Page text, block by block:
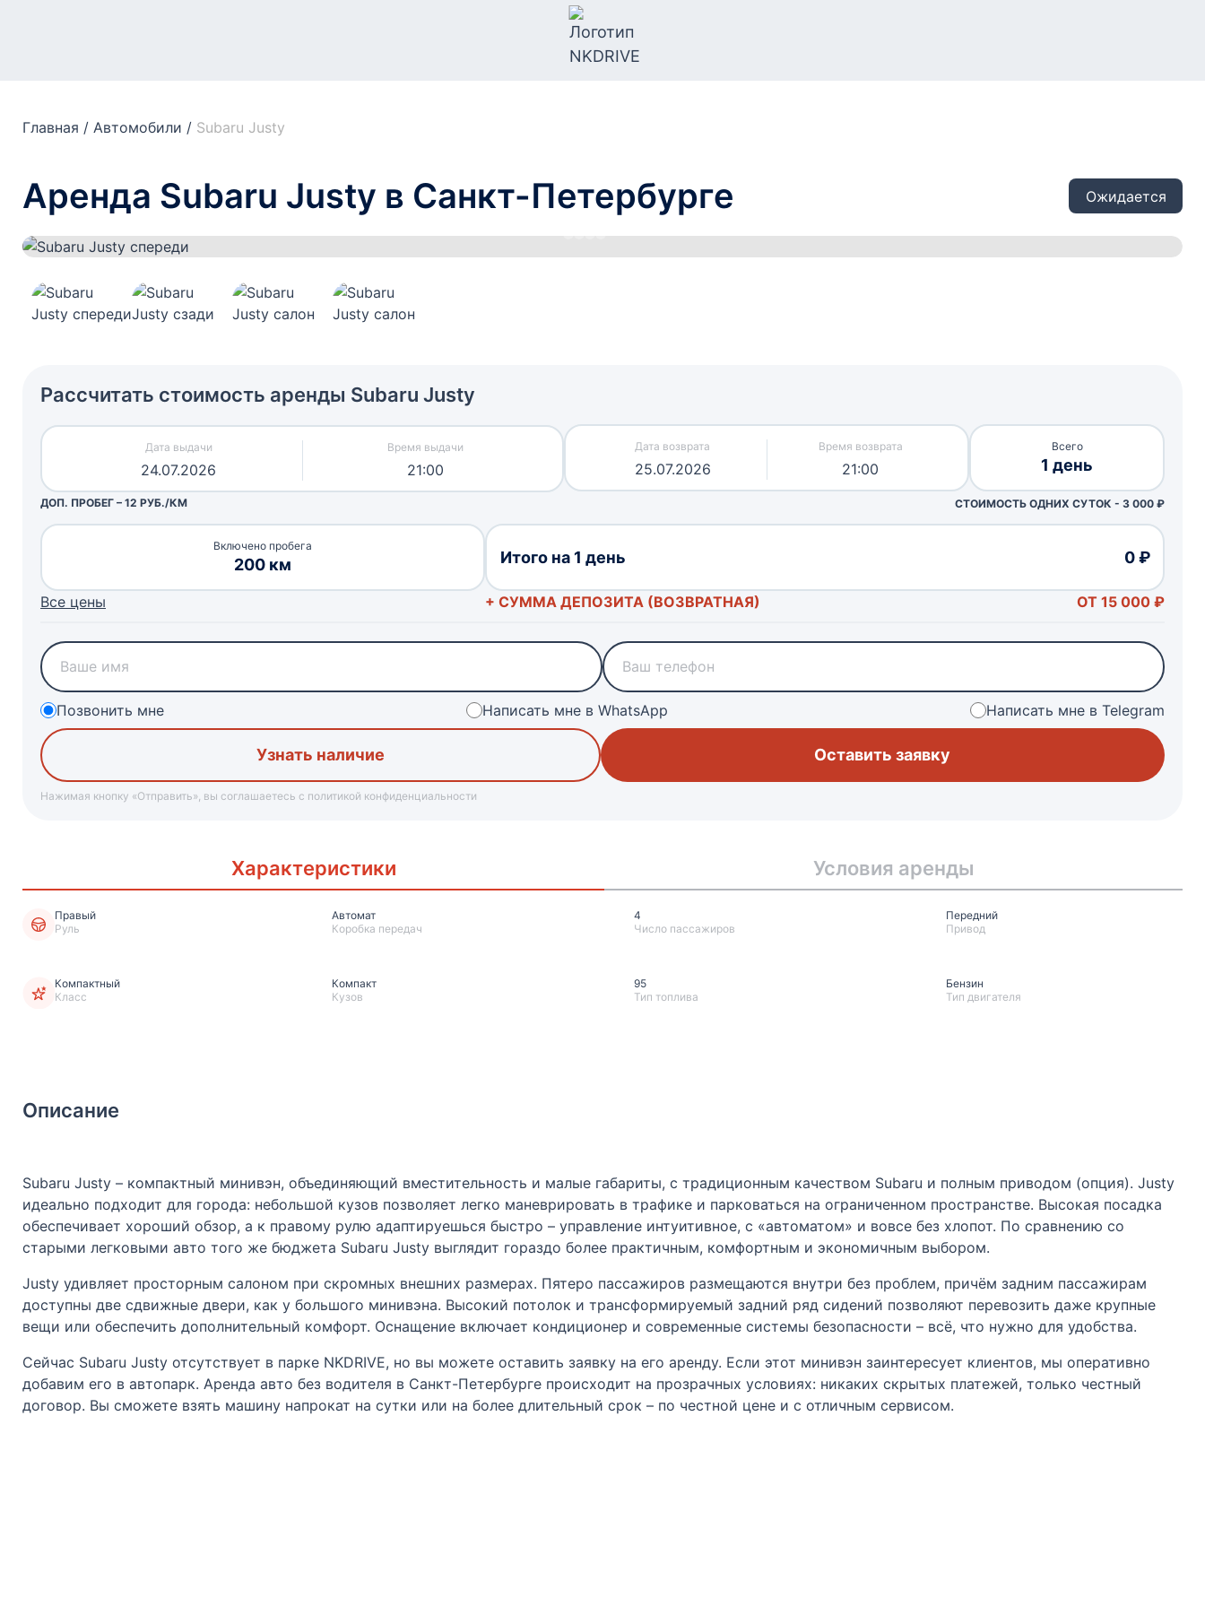
Главная / Автомобили / Subaru Justy
Аренда Subaru Justy в Санкт-Петербурге Ожидается
Рассчитать стоимость аренды Subaru Justy
24.07.2026 21:00
ДОП. ПРОБЕГ – 12 РУБ./КМ
25.07.2026 21:00
Всего
1 день
СТОИМОСТЬ ОДНИХ СУТОК - 3 000 ₽
Включено пробега
200 км
Все цены
Итого на 1 день 0 ₽
+ СУММА ДЕПОЗИТА (ВОЗВРАТНАЯ) ОТ 15 000 ₽
Позвонить мне Написать мне в WhatsApp Написать мне в Telegram
Узнать наличие
Нажимая кнопку «Отправить», вы соглашаетесь с политикой конфиденциальности
Характеристики Условия аренды
Правый
Руль
Компактный
Класс
Автомат
Коробка передач
Компакт
Кузов
4
Число пассажиров
95
Тип топлива
Передний
Привод
Бензин
Тип двигателя
Описание
Subaru Justy – компактный минивэн, объединяющий вместительность и малые габариты, с традиционным качеством Subaru и полным приводом (опция). Justy
идеально подходит для города: небольшой кузов позволяет легко маневрировать в трафике и парковаться на ограниченном пространстве. Высокая посадка
обеспечивает хороший обзор, а к правому рулю адаптируешься быстро – управление интуитивное, с «автоматом» и вовсе без хлопот. По сравнению со
старыми легковыми авто того же бюджета Subaru Justy выглядит гораздо более практичным, комфортным и экономичным выбором.
Justy удивляет просторным салоном при скромных внешних размерах. Пятеро пассажиров размещаются внутри без проблем, причём задним пассажирам
доступны две сдвижные двери, как у большого минивэна. Высокий потолок и трансформируемый задний ряд сидений позволяют перевозить даже крупные
вещи или обеспечить дополнительный комфорт. Оснащение включает кондиционер и современные системы безопасности – всё, что нужно для удобства.
Сейчас Subaru Justy отсутствует в парке NKDRIVE, но вы можете оставить заявку на его аренду. Если этот минивэн заинтересует клиентов, мы оперативно
добавим его в автопарк. Аренда авто без водителя в Санкт-Петербурге происходит на прозрачных условиях: никаких скрытых платежей, только честный
договор. Вы сможете взять машину напрокат на сутки или на более длительный срок – по честной цене и с отличным сервисом.